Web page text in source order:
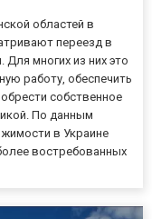
областей в
переезд в
многих из них это
работу, обеспечить
собственное
По данным
в Украине
востребованных